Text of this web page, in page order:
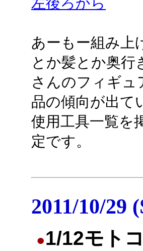
あーもー組み上
とか髪とか奥行
さんのフィギュ
品の傾向が出て
使用工具一覧を
定です。
2011/10/29
●1/12モト